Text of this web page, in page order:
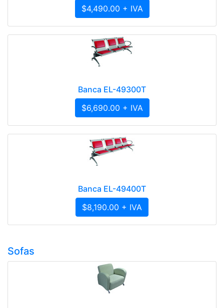
$4,490.00 + IVA
Banca EL-49300T
$6,690.00 + IVA
Banca EL-49400T
$8,190.00 + IVA
Sofas